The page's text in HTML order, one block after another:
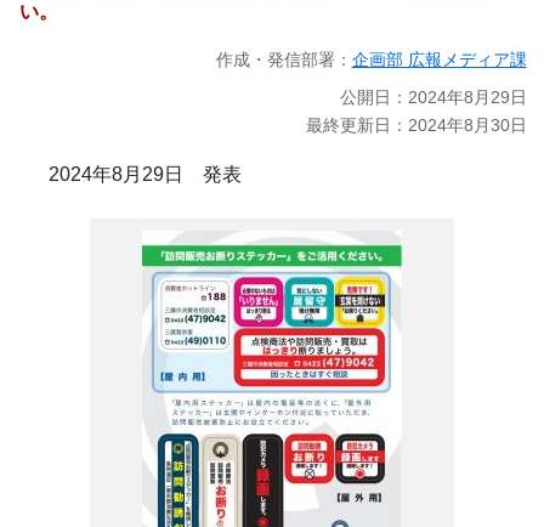
い。
作成・発信部署： 企画部 広報メディア課
公開日：2024年8月29日
最終更新日：2024年8月30日
2024年8月29日 発表